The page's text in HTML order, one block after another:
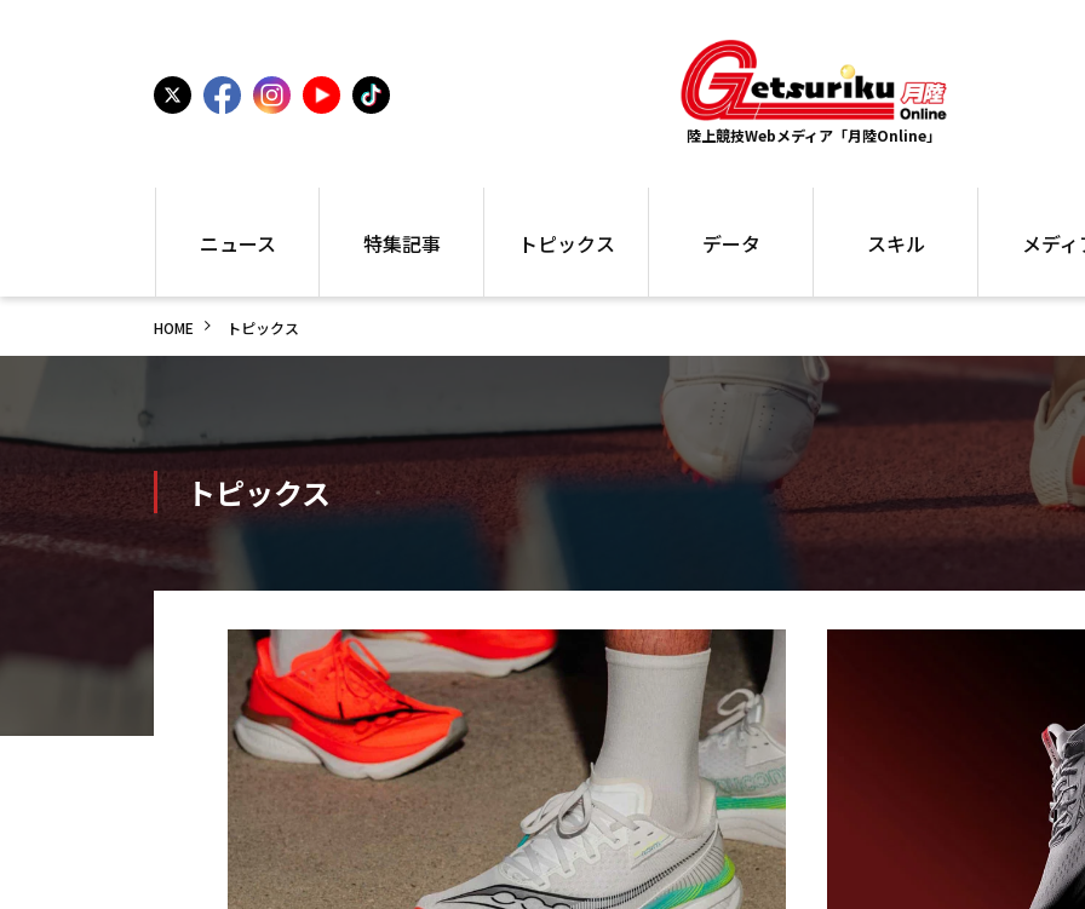
陸上競技Webメディア「月陸Online」
ニュース
国内
駅伝
高校
中学
世界陸上
海外
特集記事
特集
アラカルト
トピックス
インフォ
プレゼント
データ
最高記録
世界大会
国内大会
駅伝データ
選手名鑑
スキル
お役立ち情報
メディ
大会ギャラリ
写真記事
HOME トピックス
トピックス